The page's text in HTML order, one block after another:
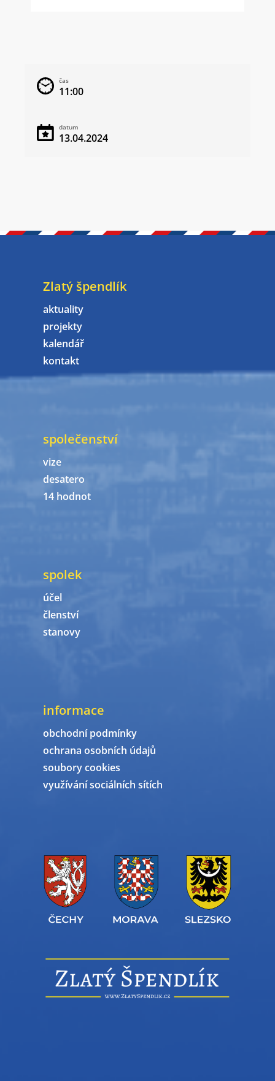
čas
11:00
datum
13.04.2024
Zlatý špendlík
aktuality
projekty
kalendář
kontakt
společenství
vize
desatero
14 hodnot
spolek
účel
členství
stanovy
informace
obchodní podmínky
ochrana osobních údajů
soubory cookies
využívání sociálních sítích